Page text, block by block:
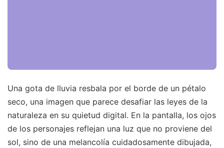
Una gota de lluvia resbala por el borde de un pétalo
seco, una imagen que parece desafiar las leyes de la
naturaleza en su quietud digital. En la pantalla, los ojos
de los personajes reflejan una luz que no proviene del
sol, sino de una melancolía cuidadosamente dibujada,